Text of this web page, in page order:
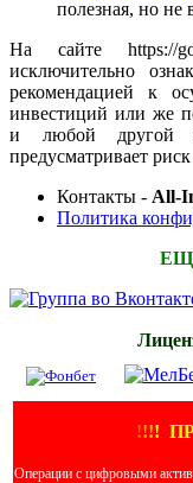
полезная, но
На сайте https://
исключительно
рекомендацией к
инвестиций или же
и любой другой
предусматривает
Контакты - All-
Политика
!!!!
Операции с цифровыми